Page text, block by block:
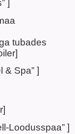
]
tubades
& Spa” ]
Loodusspaa” ]